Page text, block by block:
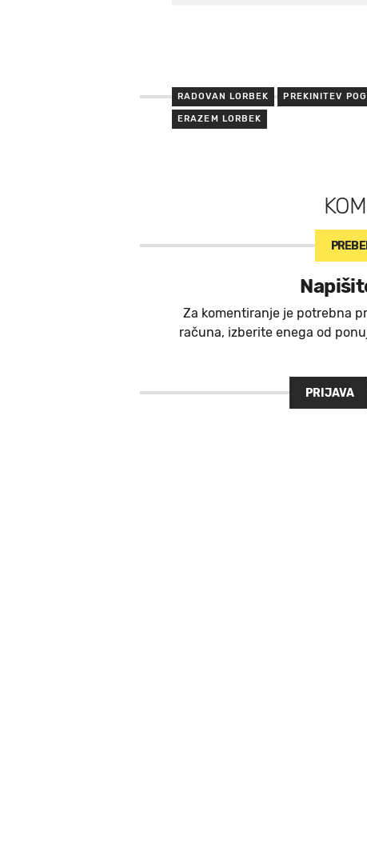
RADOVAN LORBEK PREKINITEV
ERAZEM LORBEK
Za komentiranje je potrebna
računa, izberite enega od
PRIJAVA